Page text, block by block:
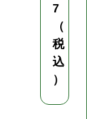
7
（
税
込
）